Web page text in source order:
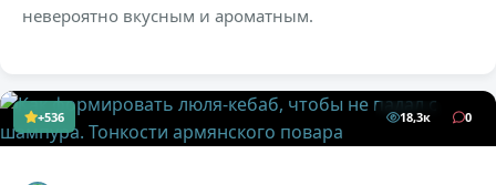
невероятно вкусным и ароматным.
+536 18,3к 0